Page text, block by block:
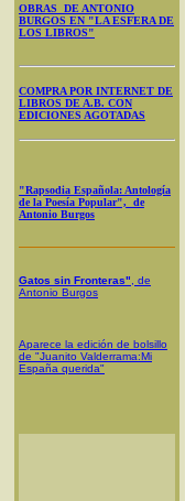
OBRAS DE ANTONIO
BURGOS EN "LA ESFERA DE
LOS LIBROS"
COMPRA POR INTERNET DE
LIBROS DE A.B. CON
EDICIONES AGOTADAS
"Rapsodia Española: Antología
de la Poesía Popular", de
Antonio Burgos
Gatos sin Fronteras" , de
Antonio Burgos
Aparece la edición de bolsillo
de "Juanito Valderrama:Mi
España querida"